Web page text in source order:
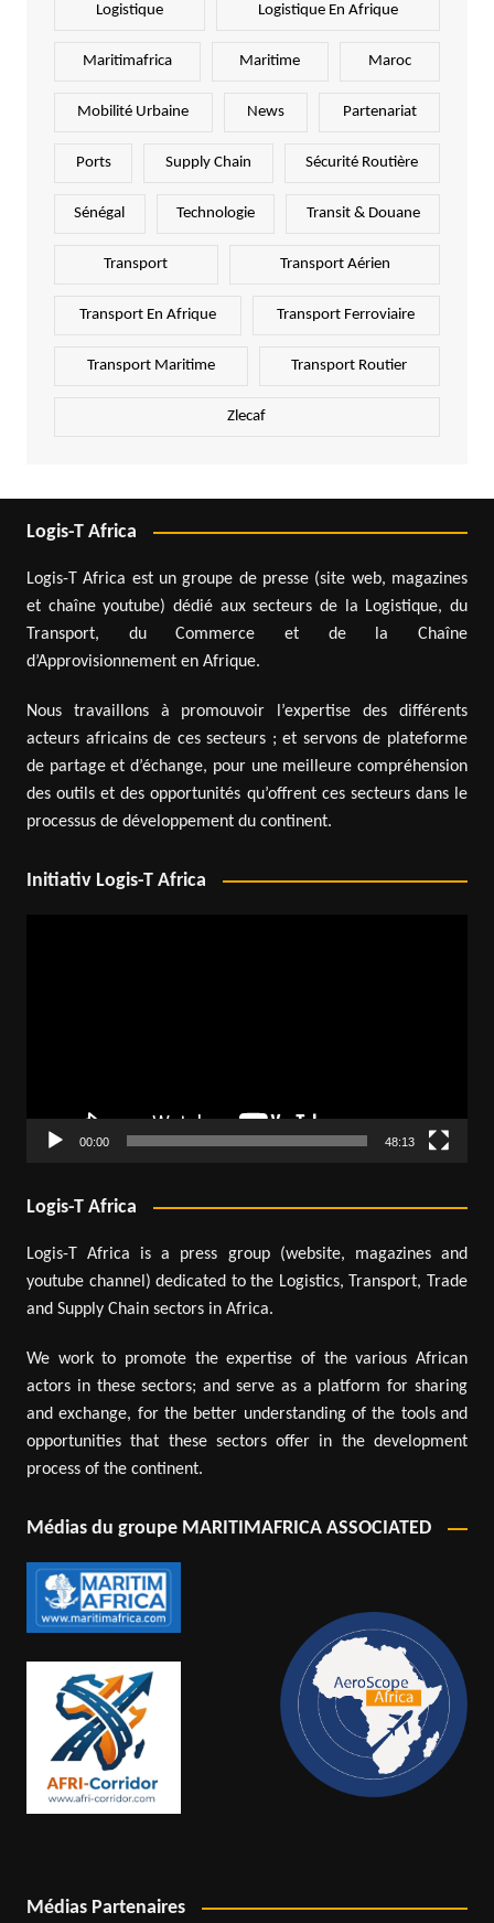
Logistique Logistique En Afrique
Maritimafrica Maritime Maroc
Mobilité Urbaine News Partenariat
Ports Supply Chain Sécurité Routière
Sénégal Technologie Transit & Douane
Transport Transport Aérien
Transport En Afrique Transport Ferroviaire
Transport Maritime Transport Routier
Zlecaf
Logis-T Africa
Logis-T Africa est un groupe de presse (site web, magazines
et chaîne youtube) dédié aux secteurs de la Logistique, du
Transport, du Commerce et de la Chaîne
d’Approvisionnement en Afrique.
Nous travaillons à promouvoir l’expertise des différents
acteurs africains de ces secteurs ; et servons de plateforme
de partage et d’échange, pour une meilleure compréhension
des outils et des opportunités qu’offrent ces secteurs dans le
processus de développement du continent.
Initiativ Logis-T Africa
00:00 48:13
Logis-T Africa
Logis-T Africa is a press group (website, magazines and
youtube channel) dedicated to the Logistics, Transport, Trade
and Supply Chain sectors in Africa.
We work to promote the expertise of the various African
actors in these sectors; and serve as a platform for sharing
and exchange, for the better understanding of the tools and
opportunities that these sectors offer in the development
process of the continent.
Médias du groupe MARITIMAFRICA ASSOCIATED
Médias Partenaires